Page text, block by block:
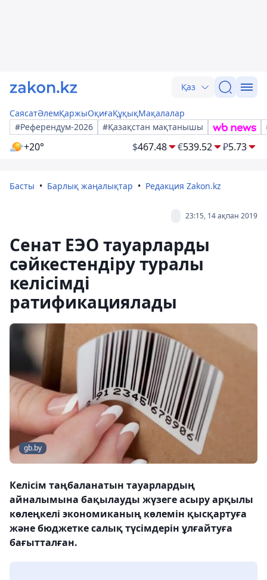
Қаз
СаясатӘлемҚаржыОқиғаҚұқықМақалалар
#Референдум-2026
#Қазақстан мақтанышы
+20° $467.48 €539.52 ₽5.73
Басты Барлық жаңалықтар Редакция Zakon.kz
23:15, 14 ақпан 2019
Сенат ЕЭО тауарларды
сәйкестендіру туралы
келісімді
ратификациялады
gb.by
Келісім таңбаланатын тауарлардың
айналымына бақылауды жүзеге асыру арқылы
көлеңкелі экономиканың көлемін қысқартуға
және бюджетке салық түсімдерін ұлғайтуға
бағытталған.